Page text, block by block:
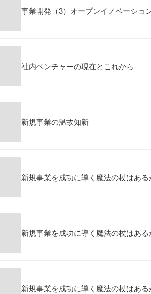
事業開発（3）オープンイノベーショ
社内ベンチャーの現在とこれから
新規事業の温故知新
新規事業を成功に導く魔法の杖はある
新規事業を成功に導く魔法の杖はある
新規事業を成功に導く魔法の杖はある